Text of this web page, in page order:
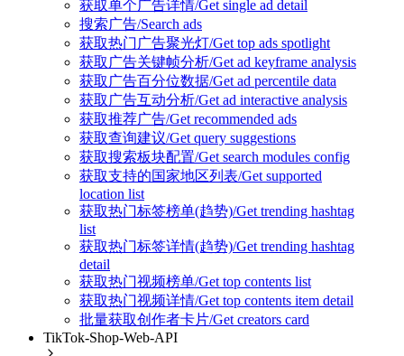
获取单个广告详情/Get single ad detail
搜索广告/Search ads
获取热门广告聚光灯/Get top ads spotlight
获取广告关键帧分析/Get ad keyframe analysis
获取广告百分位数据/Get ad percentile data
获取广告互动分析/Get ad interactive analysis
获取推荐广告/Get recommended ads
获取查询建议/Get query suggestions
获取搜索板块配置/Get search modules config
获取支持的国家地区列表/Get supported
location list
获取热门标签榜单(趋势)/Get trending hashtag
list
获取热门标签详情(趋势)/Get trending hashtag
detail
获取热门视频榜单/Get top contents list
获取热门视频详情/Get top contents item detail
批量获取创作者卡片/Get creators card
TikTok-Shop-Web-API